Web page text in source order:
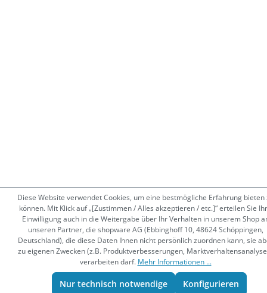
Diese Website verwendet Cookies, um eine bestmögliche Erfahrung bieten
können. Mit Klick auf „[Zustimmen / Alles akzeptieren / etc.]“ erteilen Sie
Einwilligung auch in die Weitergabe über Ihr Verhalten in unserem Shop
unseren Partner, die shopware AG (Ebbinghoff 10, 48624 Schöppingen,
Deutschland), die diese Daten Ihnen nicht persönlich zuordnen kann, sie
zu eigenen Zwecken (z.B. Produktverbesserungen,
verarbeiten darf. Mehr Informationen ...
Nur technisch notwendige Konfigurieren